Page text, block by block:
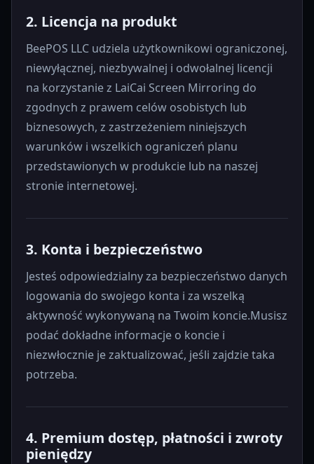
2. Licencja na produkt
BeePOS LLC udziela użytkownikowi ograniczonej,
niewyłącznej, niezbywalnej i odwołalnej licencji
na korzystanie z LaiCai Screen Mirroring do
zgodnych z prawem celów osobistych lub
biznesowych, z zastrzeżeniem niniejszych
warunków i wszelkich ograniczeń planu
przedstawionych w produkcie lub na naszej
stronie internetowej.
3. Konta i bezpieczeństwo
Jesteś odpowiedzialny za bezpieczeństwo danych
logowania do swojego konta i za wszelką
aktywność wykonywaną na Twoim koncie.Musisz
podać dokładne informacje o koncie i
niezwłocznie je zaktualizować, jeśli zajdzie taka
potrzeba.
4. Premium dostęp, płatności i zwroty
pieniędzy